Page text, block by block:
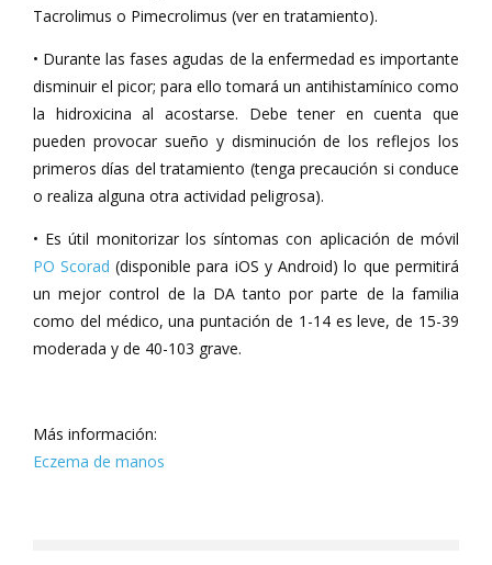
Tacrolimus o Pimecrolimus (ver en tratamiento).
• Durante las fases agudas de la enfermedad es importante
disminuir el picor; para ello tomará un antihistamínico como
la hidroxicina al acostarse. Debe tener en cuenta que
pueden provocar sueño y disminución de los reflejos los
primeros días del tratamiento (tenga precaución si conduce
o realiza alguna otra actividad peligrosa).
• Es útil monitorizar los síntomas con aplicación de móvil
PO Scorad (disponible para iOS y Android) lo que permitirá
un mejor control de la DA tanto por parte de la familia
como del médico, una puntación de 1-14 es leve, de 15-39
moderada y de 40-103 grave.
Más información:
Eczema de manos